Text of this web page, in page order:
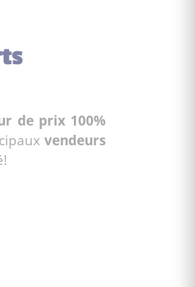
de prix 100%
vendeurs